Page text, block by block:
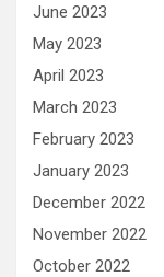
June 2023
May 2023
April 2023
March 2023
February 2023
January 2023
December 2022
November 2022
October 2022